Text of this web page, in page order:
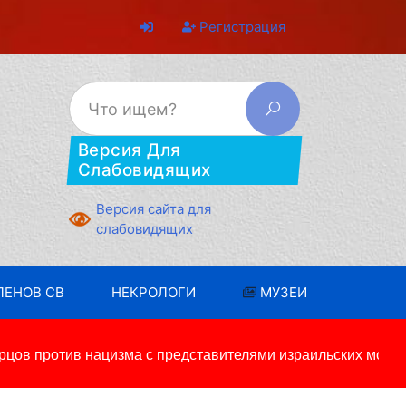
Регистрация
Версия Для
Слабовидящих
Версия сайта для
слабовидящих
СВ НЕКРОЛОГИ МУЗЕИ
нацизма с представителями израильских